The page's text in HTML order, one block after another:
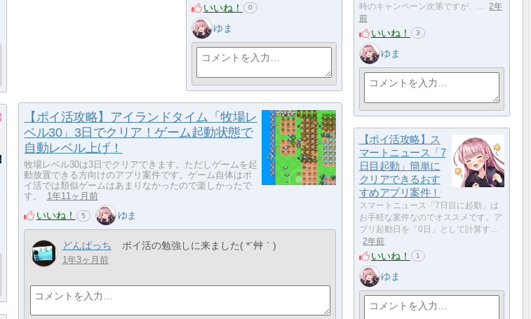
いいね！ 0
ゆま
【ポイ活攻略】アイランドタイム「牧場レ
ベル30」3日でクリア！ゲーム起動状態で
自動レベル上げ！
牧場レベル30は3日でクリアできます。ただしゲームを起
動放置できる方向けのアプリ案件です。ゲーム自体はポ
イ活では類似ゲームはあまりなかったので楽しかったで
す。
1年11ヶ月前
いいね！ 5 ゆま
どんぱっち ポイ活の勉強しに来ました( *´艸｀)
1年3ヶ月前
時のキャンペーン次第ですが、… 2年
前
いいね！ 3
ゆま
【ポイ活攻略】ス
マートニュース「7
日目起動」簡単に
クリアできるおす
すめアプリ案件！
スマートニュース「7日目に起動」は
お手軽な案件なのでオススメです。ア
プリ起動日を「0日」として計算す…
2年前
いいね！ 1
ゆま